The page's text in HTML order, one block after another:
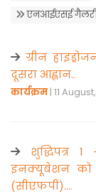
एनआईएसई
ग्रीन
दूसरा आह्वान..
कार्यक्रम | 11
शुद्धिपत्र
इनक्यूबेशन को
(सीएफपी)....